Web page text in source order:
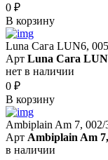
0 ₽
В корзину
Luna Сага LUN6,
Арт Luna Сага
нет в наличии
0 ₽
В корзину
Ambiplain Am 7,
Арт Ambiplain Am
в наличии